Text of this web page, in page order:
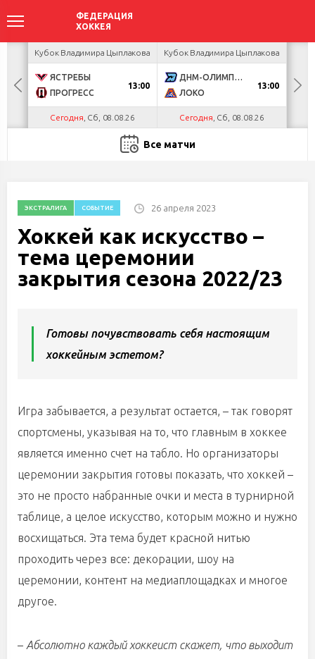
Кубок Владимира Цыплакова
ЯСТРЕБЫ
ПРОГРЕСС
13:00
Сегодня , Сб, 08.08.26
Кубок Владимира Цыплакова
ДНМ-ОЛИМПИК
ЛОКО
13:00
Сегодня , Сб, 08.08.26
Все матчи
ЭКСТРАЛИГА СОБЫТИЕ 26 апреля 2023
Хоккей как искусство –
тема церемонии
закрытия сезона 2022/23
Готовы почувствовать себя настоящим
хоккейным эстетом?
Игра забывается, а результат остается, – так говорят
спортсмены, указывая на то, что главным в хоккее
является именно счет на табло. Но организаторы
церемонии закрытия готовы показать, что хоккей –
это не просто набранные очки и места в турнирной
таблице, а целое искусство, которым можно и нужно
восхищаться. Эта тема будет красной нитью
проходить через все: декорации, шоу на
церемонии, контент на медиаплощадках и многое
другое.
– Абсолютно каждый хоккеист скажет, что выходит